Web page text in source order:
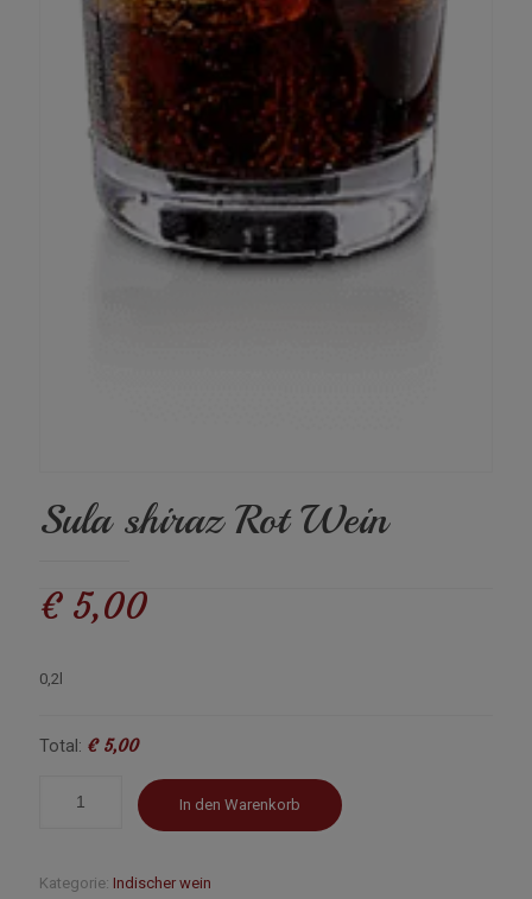
Sula shiraz Rot Wein
€5,00
0,2l
Total: € 5,00
In den Warenkorb
Kategorie: Indischer wein